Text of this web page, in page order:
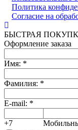
Политика
Согласие на
БЫСТРАЯ
Оформление заказа
Имя: *
Фамилия: *
E-mail: *
+7